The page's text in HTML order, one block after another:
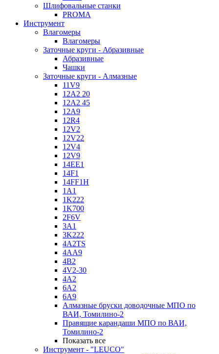
Шлифовальные станки
PROMA
Инструмент
Влагомеры
Влагомеры
Заточные круги - Абразивные
Абразивные
Чашки
Заточные круги - Алмазные
11V9
12A2 20
12A2 45
12A9
12R4
12V2
12V22
12V4
12V9
14EE1
14F1
14FF1H
1A1
1K222
1K700
2F6V
3A1
3K222
4A2TS
4AA9
4B2
4V2-30
4А2
6A2
6A9
Алмазные бруски доводочные МПО по
ВАИ, Томилино-2
Правящие карандаши МПО по ВАИ,
Томилино-2
Показать все
Инструмент - "LEUCO"